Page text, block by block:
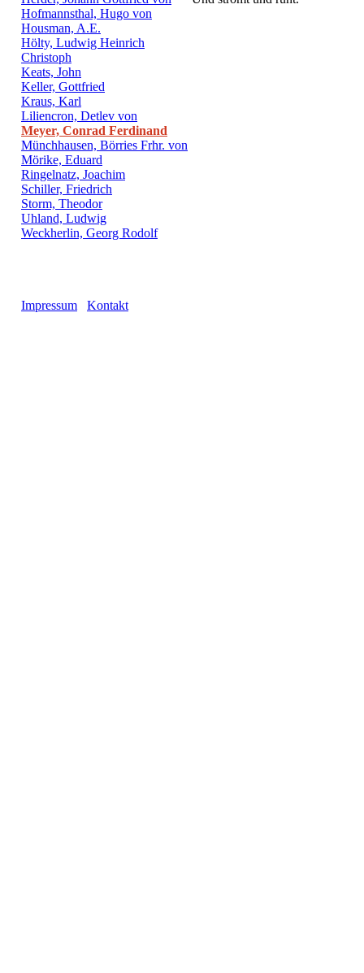
Hofmannsthal, Hugo von
Housman, A.E.
Hölty, Ludwig Heinrich
Christoph
Keats, John
Keller, Gottfried
Kraus, Karl
Liliencron, Detlev von
Meyer, Conrad Ferdinand
Münchhausen, Börries Frhr. von
Mörike, Eduard
Ringelnatz, Joachim
Schiller, Friedrich
Storm, Theodor
Uhland, Ludwig
Weckherlin, Georg Rodolf
Impressum Kontakt